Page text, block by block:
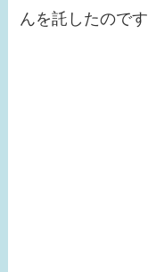
んを託したのです